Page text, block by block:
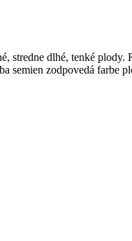
dlhé, tenké plody.
semien zodpovedá farbe